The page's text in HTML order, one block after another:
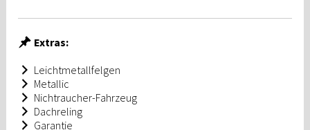
Extras:
Leichtmetallfelgen
Metallic
Nichtraucher-Fahrzeug
Dachreling
Garantie